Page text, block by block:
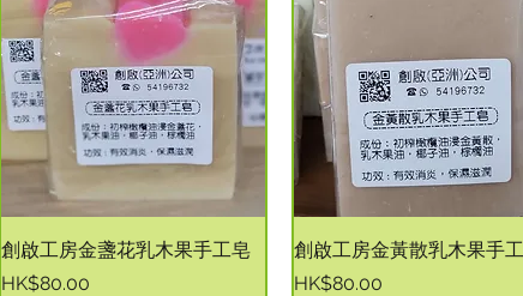
快速瀏覽
創啟工房金盞花乳木果手工皂
價格
HK$80.00
快速瀏覽
創啟工房金黃散乳木果手
價格
HK$80.00